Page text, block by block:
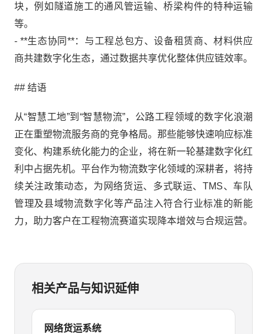
块，例如隧道施工的通风管运输、桥梁构件的特种运输
等。
- **生态协同**：与工程总包方、设备租赁商、材料供应
商共建数字化生态，通过数据共享优化整体供应链效率。
## 结语
从“智慧工地”到“智慧物流”，公路工程领域的数字化浪潮
正在重塑物流服务商的竞争格局。那些能够快速响应标准
变化、构建系统化能力的企业，将在新一轮基建数字化红
利中占据先机。平台作为物流数字化领域的深耕者，将持
续关注政策动态，为网络货运、多式联运、TMS、车队
管理及县域物流数字化等产品注入符合行业标准的新能
力，助力客户在工程物流赛道实现降本增效与合规运营。
相关产品与知识延伸
网络货运系统